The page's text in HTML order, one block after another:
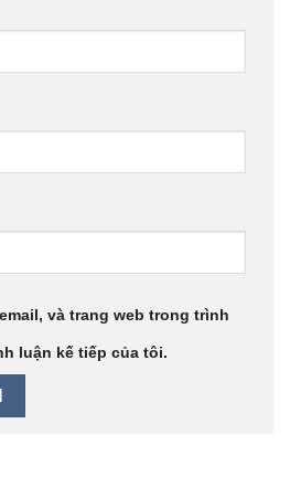
và trang web trong trình
luận kế tiếp của tôi.